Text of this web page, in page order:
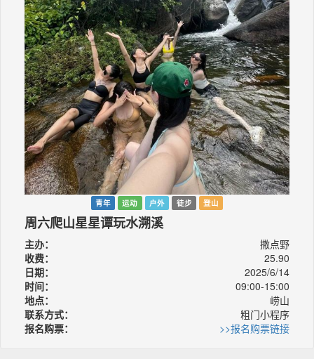
青年 运动 户外 徒步 登山
周六爬山星星谭玩水溯溪
主办：
撒点野
收费：
25.90
日期：
2025/6/14
时间：
09:00-15:00
地点：
崂山
联系方式：
粗门小程序
报名购票：
>>报名购票链接